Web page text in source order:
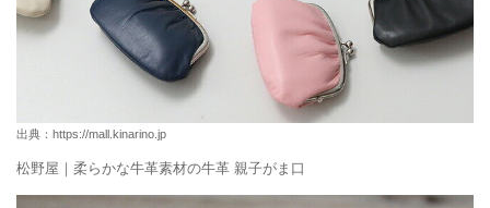
出典： https://mall.kinarino.jp
松野屋｜柔らかな牛革素材の牛革 親子がま口